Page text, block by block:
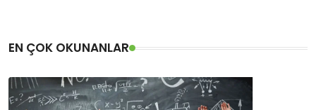
EN ÇOK OKUNANLAR